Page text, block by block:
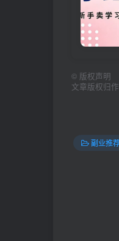
© 版权声明
文章版权归
副业推